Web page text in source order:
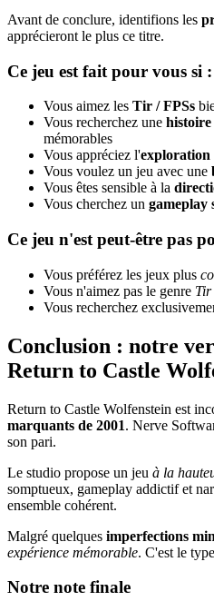
Avant de conclure, identifions les
apprécieront le plus ce titre.
Ce jeu est fait pour vous si :
Vous aimez les Tir / FPSs
Vous recherchez une
mémorables
Vous appréciez l'exploration
Vous voulez un jeu avec une
Vous êtes sensible à la
Vous cherchez un gameplay
Ce jeu n'est peut-être pas
Vous préférez les jeux plus
Vous n'aimez pas le genre Tir
Vous recherchez
Conclusion : notre
Return to Castle
Return to Castle Wolfenstein est
marquants de 2001. Nerve
son pari.
Le studio propose un jeu à la
somptueux, gameplay addictif et
ensemble cohérent.
Malgré quelques imperfections
expérience mémorable. C'est le
Notre note finale